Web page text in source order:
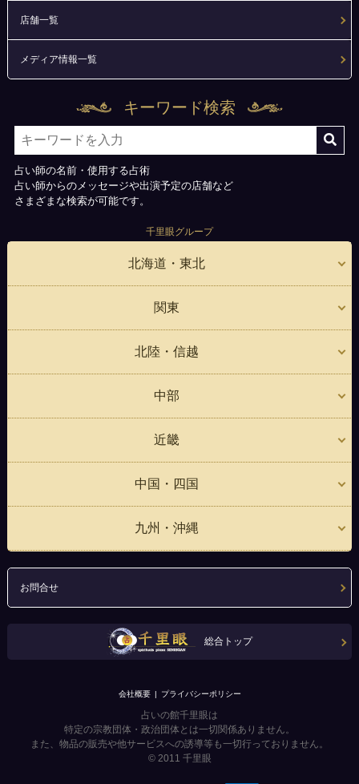
店舗一覧
メディア情報一覧
キーワード検索
占い師の名前・使用する占術
占い師からのメッセージや出演予定の店舗など
さまざまな検索が可能です。
千里眼グループ
北海道・東北
関東
北陸・信越
中部
近畿
中国・四国
九州・沖縄
お問合せ
総合トップ
会社概要 プライバシーポリシー
占いの館千里眼は
特定の宗教団体・政治団体とは一切関係ありません。
また、物品の販売や他サービスへの誘導等も一切行っておりません。
© 2011 千里眼